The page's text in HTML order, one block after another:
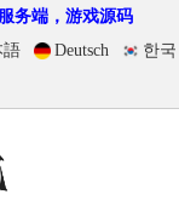
务端，游戏源码
語 Deutsch 한